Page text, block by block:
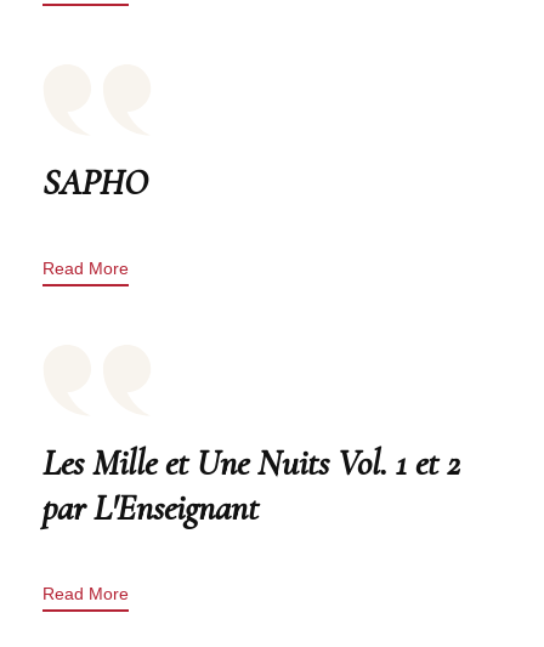
SAPHO
Read More
Les Mille et Une Nuits Vol. 1 et 2
par L'Enseignant
Read More